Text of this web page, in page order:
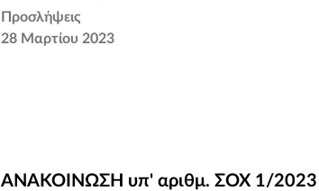
Προσλήψεις
28 Μαρτίου 2023
ΑΝΑΚΟΙΝΩΣΗ υπ' αριθμ. ΣΟΧ 1/2023
ΑΝΑΚΟΙΝΩΣΗ υπ' αριθμ. ΣΟΧ 1/2023